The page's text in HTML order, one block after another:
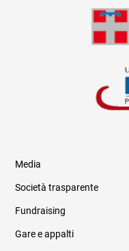
Informazioni
Media
Società trasparente
Fundraising
Gare e appalti